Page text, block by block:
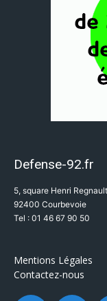
Defense-92.fr
5, square Henri Regnault
92400 Courbevoie
Tel : 01 46 67 90 50
Mentions Légales
Contactez-nous